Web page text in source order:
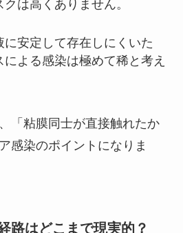
は高くありません。
に安定して存在しにくいた
よる感染は極めて稀と考え
「粘膜同士が直接触れたか
感染のポイントになりま
路はどこまで現実的？